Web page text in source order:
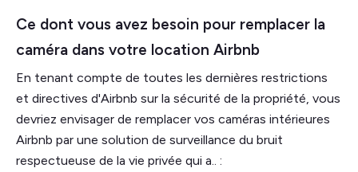
Ce dont vous avez besoin pour remplacer la
caméra dans votre location Airbnb
En tenant compte de toutes les dernières restrictions
et directives d'Airbnb sur la sécurité de la propriété, vous
devriez envisager de remplacer vos caméras intérieures
Airbnb par une solution de surveillance du bruit
respectueuse de la vie privée qui a.. :